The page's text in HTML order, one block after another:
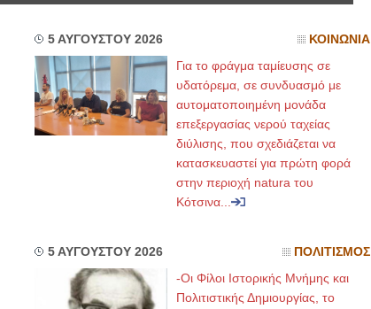
5 ΑΥΓΟΥΣΤΟΥ 2026 ΚΟΙΝΩΝΙΑ
Για το φράγμα ταμίευσης σε
υδατόρεμα, σε συνδυασμό με
αυτοματοποιημένη μονάδα
επεξεργασίας νερού ταχείας
διύλισης, που σχεδιάζεται να
κατασκευαστεί για πρώτη φορά
στην περιοχή natura του
Κότσινα...
5 ΑΥΓΟΥΣΤΟΥ 2026 ΠΟΛΙΤΙΣΜΟΣ
-Οι Φίλοι Ιστορικής Μνήμης και
Πολιτιστικής Δημιουργίας, το